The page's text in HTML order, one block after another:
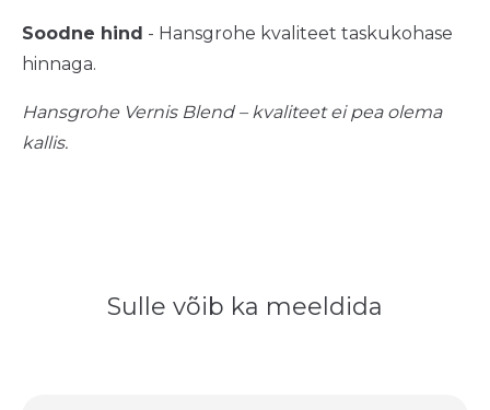
Soodne hind - Hansgrohe kvaliteet taskukohase
hinnaga.
Hansgrohe Vernis Blend – kvaliteet ei pea olema
kallis.
Sulle võib ka meeldida